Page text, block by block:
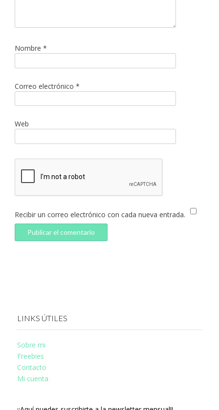
Nombre *
Correo electrónico *
Web
Recibir un correo electrónico con cada nueva entrada.
LINKS ÚTILES
Sobre mi
Freebies
Contacto
Mi cuenta